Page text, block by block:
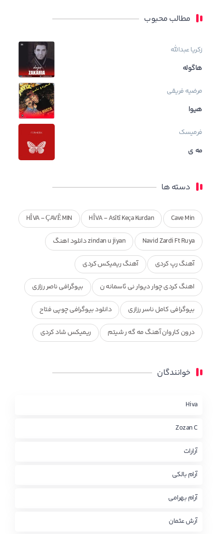
مطالب محبوب
زکریا عبدالله
هاگوله
مرضیه فریقی
هیوا
فرمیسک
مه ی
دسته ها
Cave Min
HÎVA - Asîtî Keça Kurdan
HÎVA - ÇAVÊ MIN
Navid Zardi Ft Ruya zindan u jiyan دانلود اهنگ
آهنگ رپ کردی آهنگ ریمیکس کردی
اهنگ کردی چوار دیوار نی ئاسمانه ن بیوگرافی ناصر رزازی
بیوگرافی کامل ناسر رزازی دانلود بیوگرافی چوپی فتاح
درون کاروان آهنگ مه گه ر شیتم ریمیکس شاد کردی
محمد جزا
چاو من
خوانندگان
Hiva
Zozan C
آرارات
آرام بالکی
آرام بهرامی
آرش عثمان